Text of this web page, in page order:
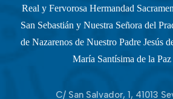
Real y Fervorosa Hermandad
San Sebastián y Nuestra Señora del
de Nazarenos de Nuestro Padre Jesús
María Santísima de la Paz
C/ San Salvador, 1, 41013